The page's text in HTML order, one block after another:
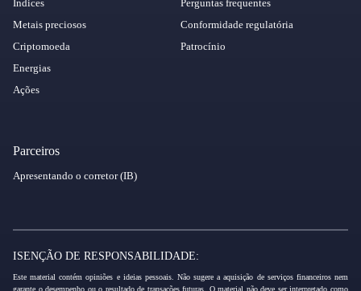
Índices
Metais preciosos
Criptomoeda
Energias
Ações
Perguntas frequentes
Conformidade regulatória
Patrocínio
Parceiros
Apresentando o corretor (IB)
ISENÇÃO DE RESPONSABILIDADE:
Este material contém opiniões e ideias pessoais. Não sugere a aquisição de serviços financeiros nem
garante o desempenho ou o resultado de transações futuras. O material não deve ser interpretado como